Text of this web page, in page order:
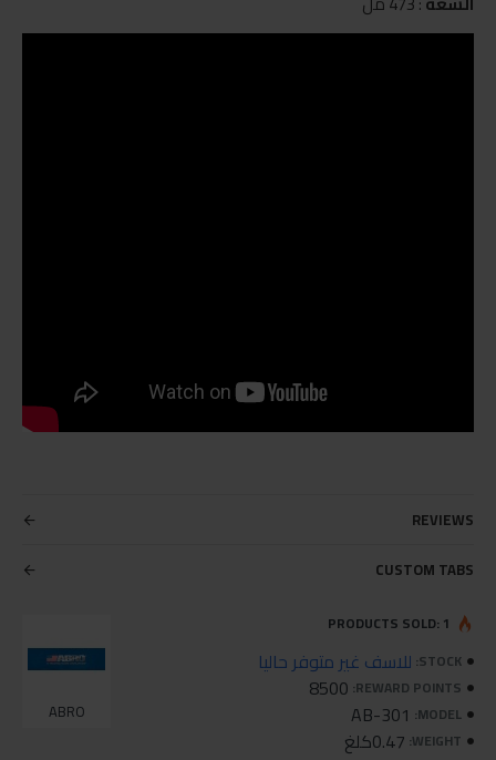
REVIEWS
CUSTOM TABS
STOCK: للاسف غير متوفر حاليا
REWARD POINTS:
8500
MODEL:
AB-301
WEIGHT: 0.47كلغ
ABRO
PRODUCTS SOLD: 1